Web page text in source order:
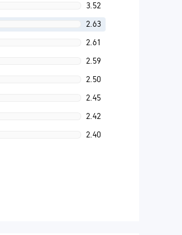
3.52
2.63
2.61
2.59
2.50
2.45
2.42
2.40